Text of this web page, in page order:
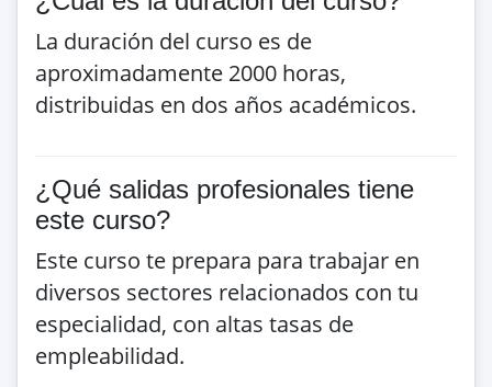
La duración del curso es de
aproximadamente 2000 horas,
distribuidas en dos años académicos.
¿Qué salidas profesionales tiene
este curso?
Este curso te prepara para trabajar en
diversos sectores relacionados con tu
especialidad, con altas tasas de
empleabilidad.